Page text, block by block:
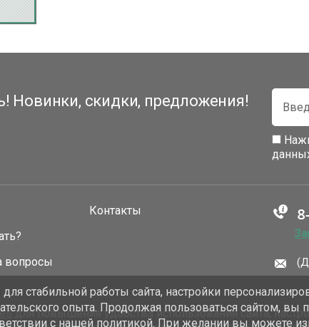
Новинки, скидки, предложения!
вопросы
Контакты
для повышения удобства использования сайта,
стабильной работы сайта, настройки
опыта. Продолжая пользоваться сайтом, вы
с нашей политикой. При желании вы можете